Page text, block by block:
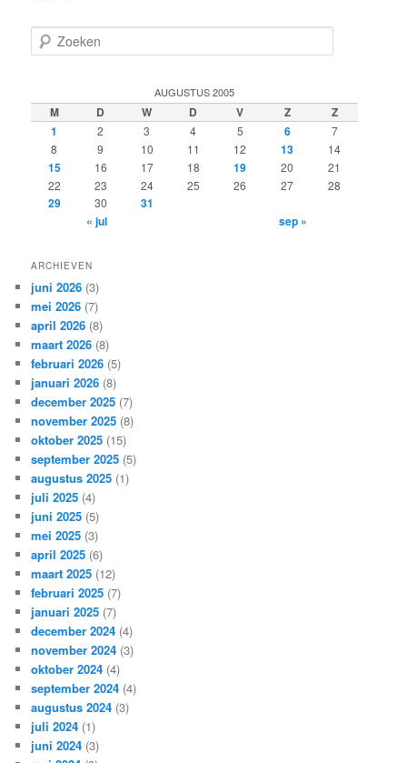
o
e
n
AUGUSTUS 2005
M D W D V Z
Z
1
2 3 4 5 6
7
8
9 10 11 12 13 14
15 16 17 18 19 20
21
22
23 24 25 26 27 28
29 30
31
« jul
sep »
ARCHIEVEN
juni 2026 (3)
mei 2026 (7)
april 2026 (8)
maart 2026 (8)
februari 2026 (5)
januari 2026 (8)
december 2025 (7)
november 2025 (8)
oktober 2025 (15)
september 2025 (5)
augustus 2025 (1)
juli 2025 (4)
juni 2025 (5)
mei 2025 (3)
april 2025 (6)
maart 2025 (12)
februari 2025 (7)
januari 2025 (7)
december 2024 (4)
november 2024 (3)
oktober 2024 (4)
september 2024 (4)
augustus 2024 (3)
juli 2024 (1)
juni 2024 (3)